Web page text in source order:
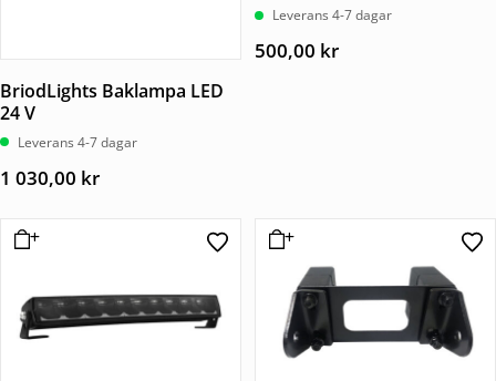
BriodLights Baklampa LED
24 V
Leverans 4-7 dagar
1 030,00 kr
Leverans 4-7 dagar
500,00 kr